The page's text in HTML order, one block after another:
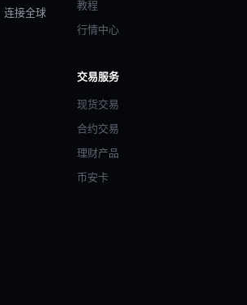
连接全球
教程
行情中心
交易服务
现货交易
合约交易
理财产品
币安卡